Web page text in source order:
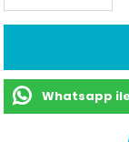
Whatsapp